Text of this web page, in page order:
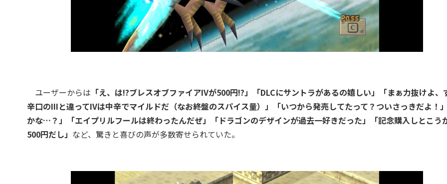
ユーザーからは 「え、は!?ブレスオブファイアIVが500円!?」「DLCにサントラがあるの嬉しい」「まぁ力抜けよ、
辛口のIIIと違ってIVは中辛でマイルドだ（なお終盤のスパイス量）」「いつから発売してたって？ついさっきだよ！
かな…？」「エイプリルフールは終わったんだぜ」「ドラゴンのデザインが過去一好きだった」「記念購入しとこう
500円だし」 など、驚きと喜びの声が多数寄せられていた。